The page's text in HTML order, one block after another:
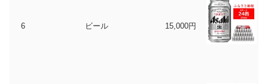
6 ビール 15,000円